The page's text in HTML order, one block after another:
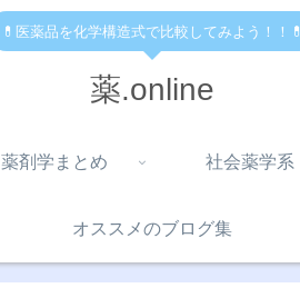
💊医薬品を化学構造式で比較してみよう！！💊
薬.online
薬剤学まとめ 社会薬学系
オススメのブログ集